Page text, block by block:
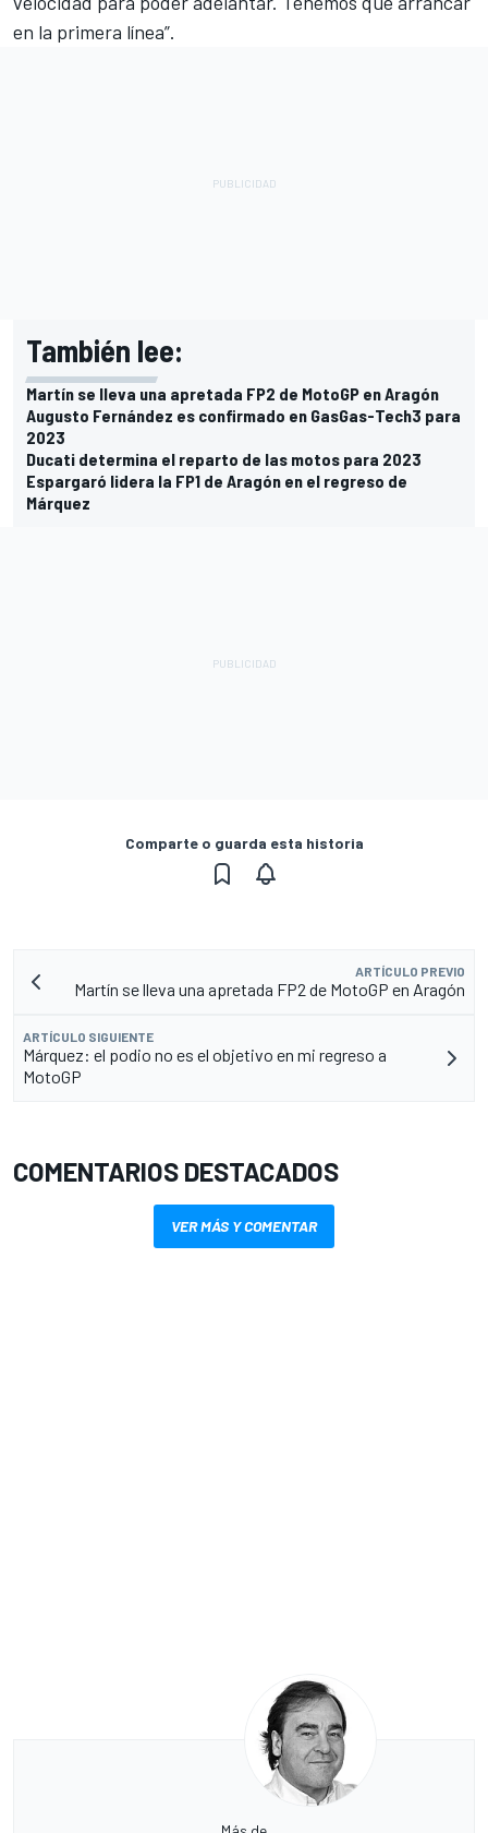
en la primera línea”.
También lee:
Martín se lleva una apretada FP2 de MotoGP en Aragón
Augusto Fernández es confirmado en GasGas-Tech3 para
2023
Ducati determina el reparto de las motos para 2023
Espargaró lidera la FP1 de Aragón en el regreso de
Márquez
Comparte o guarda esta historia
ARTÍCULO PREVIO
Martín se lleva una apretada FP2 de MotoGP en Aragón
ARTÍCULO SIGUIENTE
Márquez: el podio no es el objetivo en mi regreso a
MotoGP
COMENTARIOS DESTACADOS
VER MÁS Y COMENTAR